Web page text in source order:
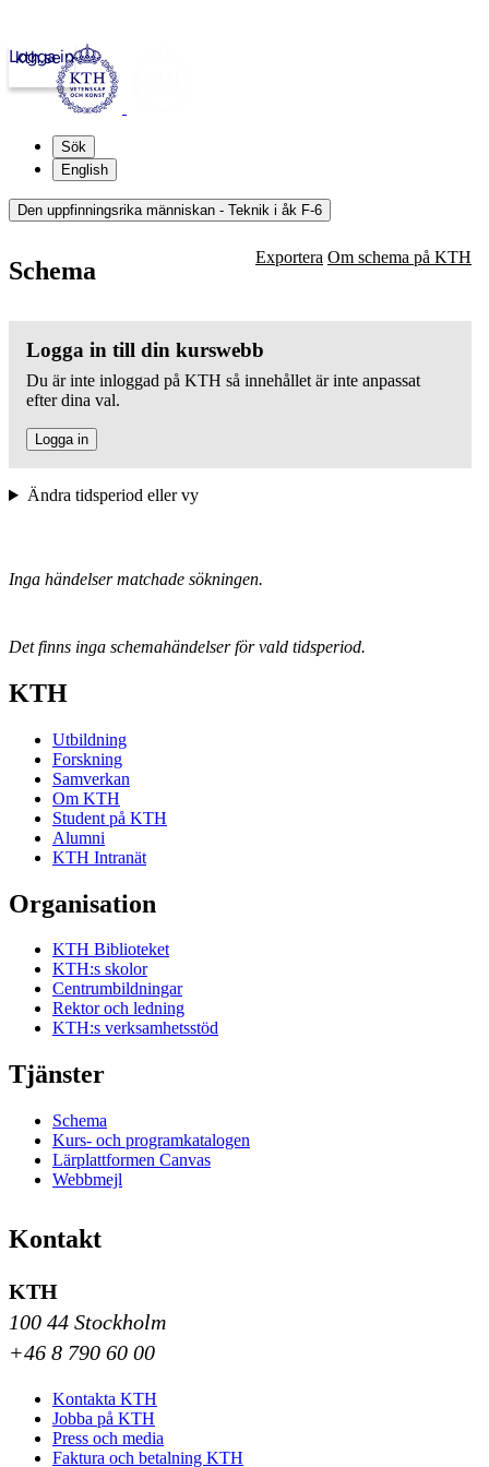
kth.se
Logga in
Sök
English
Den uppfinningsrika människan - Teknik i åk F-6
Schema Exportera Om schema på KTH
Logga in till din kurswebb
Du är inte inloggad på KTH så innehållet är inte anpassat
efter dina val.
Logga in
Ändra tidsperiod eller vy
Inga händelser matchade sökningen.
Det finns inga schemahändelser för vald tidsperiod.
KTH
Utbildning
Forskning
Samverkan
Om KTH
Student på KTH
Alumni
KTH Intranät
Organisation
KTH Biblioteket
KTH:s skolor
Centrumbildningar
Rektor och ledning
KTH:s verksamhetsstöd
Tjänster
Schema
Kurs- och programkatalogen
Lärplattformen Canvas
Webbmejl
Kontakt
KTH
100 44 Stockholm
+46 8 790 60 00
Kontakta KTH
Jobba på KTH
Press och media
Faktura och betalning KTH